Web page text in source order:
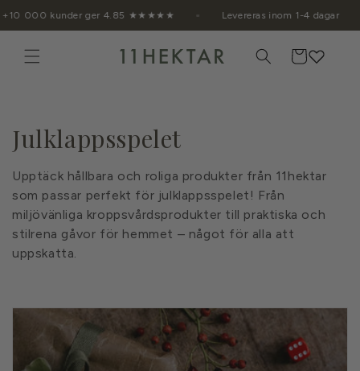
vidare
+10 000 kunder ger 4.85 ★★★★★ Levereras inom 1-4
Varukorg
P
r
o
d
u
Julklappsspelet
Upptäck hållbara och roliga produkter från 11hektar
som passar perfekt för julklappsspelet! Från
miljövänliga kroppsvårdsprodukter till praktiska och
stilrena gåvor för hemmet – något för alla att
uppskatta.